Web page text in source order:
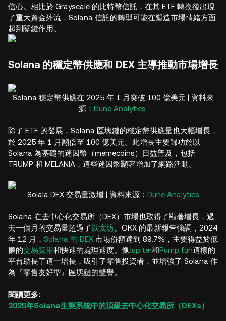
信心。相比於 Grayscale 的比特幣信託，在其 ETF 轉換後出現
了重大資金外流，Solana 信託的轉型可能在塑造市場情緒方面
起到關鍵作用。
Solana 的穩定幣供應和 DEX 主導推動市場增長
Solana 穩定幣供應在 2025 年 1 月突破 100 億美元 | 資料來
源： Dune Analytics
除了 ETF 的發展，Solana 區塊鏈的穩定幣供應量也大幅增長，
於 2025 年 1 月翻倍至 100 億美元。此增長主要歸功於以
Solana 為基礎的迷因幣（memecoins）日益普及，包括
TRUMP 和 MELANIA，這些迷因幣顯著增加了網路活動。
Solala DEX 交易量激增 | 資料來源： Dune Analytics
Solana 在去中心化交易所（DEX）市場也取得了顯著增長，過
去一個月的交易量超過了 以太坊。OKX 的最新報告強調，2024
年 12 月， Solana 的 DEX 市場份額達到 89.7%，主要得益於低
廉的交易費用和快速的處理速度。像Jupiter和Pump.fun這樣的
平台助長了這一增長，吸引了零售投資者，並增強了 Solana 作
為『零售友好型』區塊鏈的聲譽。
閱讀更多:
2025年Solana生態系統中的頂級去中心化交易所（DEXs）